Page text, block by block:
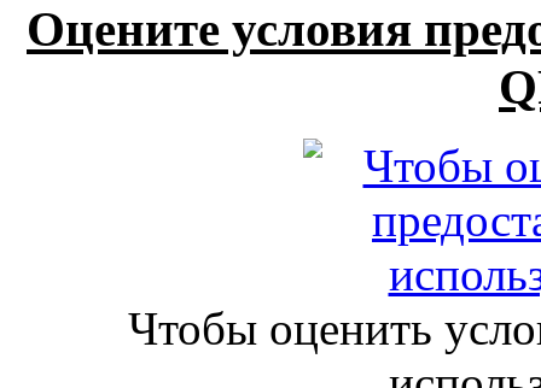
Оцените условия
Чтобы оценить